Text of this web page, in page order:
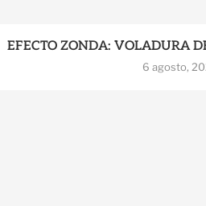
EFECTO ZONDA: VOLADURA
6 agosto,